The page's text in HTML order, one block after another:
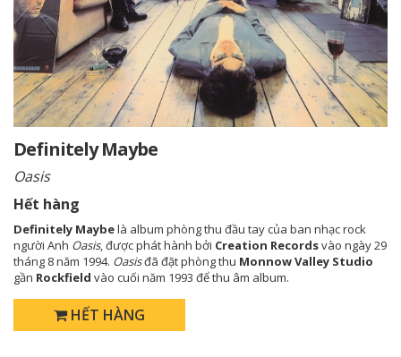
Definitely Maybe
Oasis
Hết hàng
Definitely Maybelà album phòng thu đầu tay của ban nhạc rock
người Anh Oasis, được phát hành bởi Creation Recordsvào ngày 29
tháng 8 năm 1994. Oasisđã đặt phòng thu Monnow Valley Studio
gần Rockfield vào cuối năm 1993 để thu âm album.
HẾT HÀNG